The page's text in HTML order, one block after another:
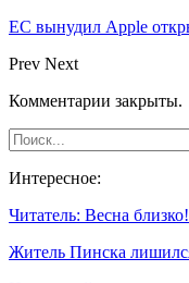
ЕС вынудил Apple
Prev Next
Комментарии закрыты.
Интересное:
Читатель: Весна
Житель Пинска